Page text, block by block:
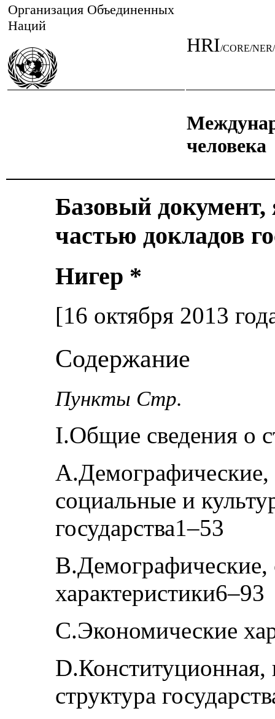
Организация Объединенных
Наций
HRI/CORE/
человека
Базовый
частью докладов
Нигер *
[16 октября 2013
Содержание
Пункты Стр.
I.Общие сведения о
A.Демографические,
социальные и
государства1–53
B.Демографические,
характеристики6–93
C.Экономические
D.Конституционная,
структура